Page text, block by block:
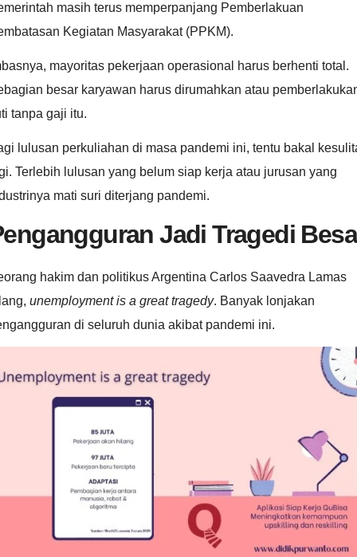
masih terus memperpanjang Pemberlakuan
Kegiatan Masyarakat (PPKM).
mayoritas pekerjaan operasional harus berhenti total.
besar karyawan harus dirumahkan atau
tanpa gaji itu.
lulusan perkuliahan di masa pandemi ini, tentu bakal
Terlebih lulusan yang belum siap kerja atau jurusan yang
mati suri diterjang pandemi.
Jadi Tragedi
hakim dan politikus Argentina Carlos Saavedra Lamas
unemployment is a great tragedy. Banyak lonjakan
di seluruh dunia akibat pandemi ini.